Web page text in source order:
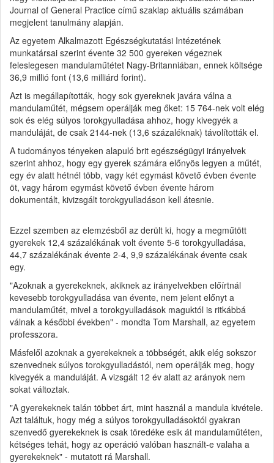
Journal of General Practice című szaklap aktuális számában
megjelent tanulmány alapján.
Az egyetem Alkalmazott Egészségkutatási Intézetének
munkatársai szerint évente 32 500 gyereken végeznek
feleslegesen mandulaműtétet Nagy-Britanniában, ennek költsége
36,9 millió font (13,6 milliárd forint).
Azt is megállapították, hogy sok gyereknek javára válna a
mandulaműtét, mégsem operálják meg őket: 15 764-nek volt elég
sok és elég súlyos torokgyulladása ahhoz, hogy kivegyék a
manduláját, de csak 2144-nek (13,6 százaléknak) távolították el.
A tudományos tényeken alapuló brit egészségügyi irányelvek
szerint ahhoz, hogy egy gyerek számára előnyös legyen a műtét,
egy év alatt hétnél több, vagy két egymást követő évben évente
öt, vagy három egymást követő évben évente három
dokumentált, kivizsgált torokgyulladáson kell átesnie.
Ezzel szemben az elemzésből az derült ki, hogy a megműtött
gyerekek 12,4 százalékának volt évente 5-6 torokgyulladása,
44,7 százalékának évente 2-4, 9,9 százalékának évente csak
egy.
"Azoknak a gyerekeknek, akiknek az irányelvekben előírtnál
kevesebb torokgyulladása van évente, nem jelent előnyt a
mandulaműtét, mivel a torokgyulladások maguktól is ritkábbá
válnak a későbbi években" - mondta Tom Marshall, az egyetem
professzora.
Másfelől azoknak a gyerekeknek a többségét, akik elég sokszor
szenvednek súlyos torokgyulladástól, nem operálják meg, hogy
kivegyék a manduláját. A vizsgált 12 év alatt az arányok nem
sokat változtak.
"A gyerekeknek talán többet árt, mint használ a mandula kivétele.
Azt találtuk, hogy még a súlyos torokgyulladásoktól gyakran
szenvedő gyerekeknek is csak töredéke esik át mandulaműtéten,
kétséges tehát, hogy az operáció valóban használt-e valaha a
gyerekeknek" - mutatott rá Marshall.